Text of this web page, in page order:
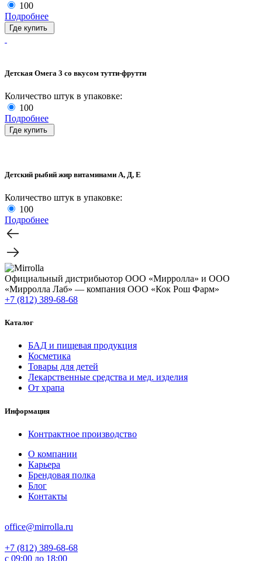
100
Подробнее
Где купить
Детская Омега 3 со вкусом тутти-фрутти
Количество штук в упаковке:
100
Подробнее
Где купить
Детский рыбий жир витаминами А, Д, Е
Количество штук в упаковке:
100
Подробнее
Официальный дистрибьютор ООО «Мирролла» и ООО
«Мирролла Лаб» — компания ООО «Кок Рош Фарм»
+7 (812) 389-68-68
Каталог
БАД и пищевая продукция
Косметика
Товары для детей
Лекарственные средства и мед. изделия
От храпа
Информация
Контрактное производство
О компании
Карьера
Брендовая полка
Блог
Контакты
office@mirrolla.ru
+7 (812) 389-68-68
с 09:00 до 18:00